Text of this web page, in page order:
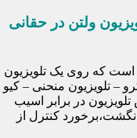
ولتن در حقانی
که روی یک تلویزیون
ای دی – ۳ بعدی – کرو – تلویزیون منحنی – کیو
در برابر اسیب
کنترل از